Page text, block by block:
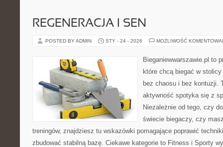
REGENERACJA I SEN
POSTED BY ADMIN STY - 24 - 2026 MOŻLIWOŚĆ
Bieganiewwarszawie.pl to
które chcą biegać w
bez chaosu i bez kontuzji.
aktywność spotyka się z
Niezależnie od tego, czy
świecie biegaczy, czy
treningów, znajdziesz tu wskazówki pomagające poprawić
zbudować stabilną bazę. Ciekawe kategorie to Fitness i Sporty